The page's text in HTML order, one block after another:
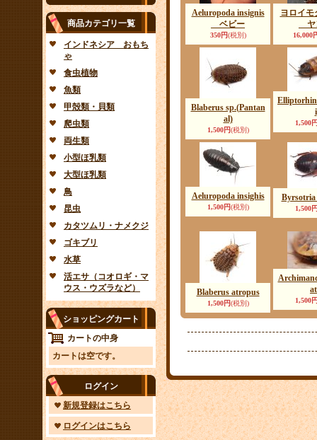
商品カテゴリ一覧
インドネシア おもち
ゃ
食虫植物
魚類
甲殻類・貝類
爬虫類
両生類
小型ほ乳類
大型ほ乳類
鳥
昆虫
カタツムリ・ナメクジ
ゴキブリ
水草
活エサ（コオロギ・マ
ウス・ウズラなど）
ショッピングカート
カートの中身
カートは空です。
ログイン
新規登録はこちら
ログインはこちら
Aeluropoda insignis
ベビー
350円(税別)
ヨロイ
ヤ
16,000
Blaberus sp.(Pantan
al)
1,500円(税別)
i
1,500
Aeluropoda insighis
1,500円(税別) 1,500
Blaberus atropus
1,500円(税別) 1,500